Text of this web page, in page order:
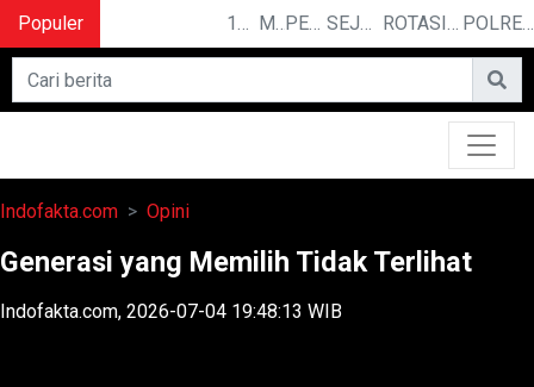
Populer 10 CERITA LUCU PENDEK YANG BIKIN NGAKAK MENGUAK RAHASIA ILMU TELEPATI PEMILIK BASO ENGGAL MALANG DIGUGAT DI PN BANDUNG SEJARAH PANJANG IPDN, KAMPUS PELOPOR PENGGERAK REVOLUSI MENTAL ROTASI DAN MUTASI : BEBERAPA PEJABAT DATANG DAN PERGI DARI JAJARAN KEJAKSAAN TINGGI JAWA BARAT POLRESTABES MEDAN HADIRI JAMUAN MAKAN MALAM WAKA POLDA SUMUT BRIGJEN POL JAWARI
Indofakta.com Opini
Generasi yang Memilih Tidak Terlihat
Indofakta.com, 2026-07-04 19:48:13 WIB